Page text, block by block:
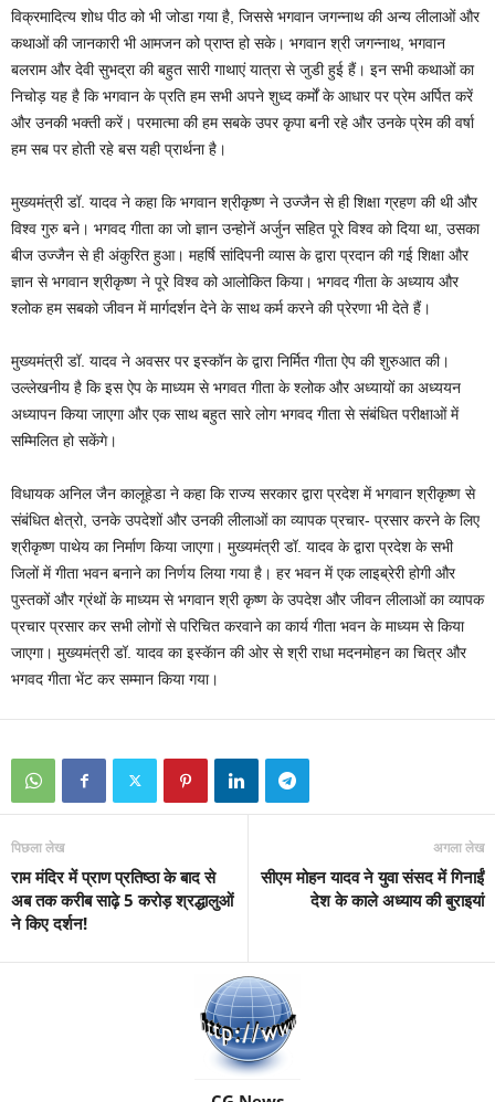
विक्रमादित्य शोध पीठ को भी जोडा गया है, जिससे भगवान जगन्नाथ की अन्य लीलाओं और
कथाओं की जानकारी भी आमजन को प्राप्त हो सके। भगवान श्री जगन्नाथ, भगवान
बलराम और देवी सुभद्रा की बहुत सारी गाथाएं यात्रा से जुडी हुई हैं। इन सभी कथाओं का
निचोड़ यह है कि भगवान के प्रति हम सभी अपने शुध्द कर्मों के आधार पर प्रेम अर्पित करें
और उनकी भक्ती करें। परमात्मा की हम सबके उपर कृपा बनी रहे और उनके प्रेम की वर्षा
हम सब पर होती रहे बस यही प्रार्थना है।
मुख्यमंत्री डॉ. यादव ने कहा कि भगवान श्रीकृष्ण ने उज्जैन से ही शिक्षा ग्रहण की थी और
विश्व गुरु बने। भगवद गीता का जो ज्ञान उन्होनें अर्जुन सहित पूरे विश्व को दिया था, उसका
बीज उज्जैन से ही अंकुरित हुआ। महर्षि सांदिपनी व्यास के द्वारा प्रदान की गई शिक्षा और
ज्ञान से भगवान श्रीकृष्ण ने पूरे विश्व को आलोकित किया। भगवद गीता के अध्याय और
श्लोक हम सबको जीवन में मार्गदर्शन देने के साथ कर्म करने की प्रेरणा भी देते हैं।
मुख्यमंत्री डॉ. यादव ने अवसर पर इस्कॉन के द्वारा निर्मित गीता ऐप की शुरुआत की।
उल्लेखनीय है कि इस ऐप के माध्यम से भगवत गीता के श्लोक और अध्यायों का अध्ययन
अध्यापन किया जाएगा और एक साथ बहुत सारे लोग भगवद गीता से संबंधित परीक्षाओं में
सम्मिलित हो सकेंगे।
विधायक अनिल जैन कालूहेडा ने कहा कि राज्य सरकार द्वारा प्रदेश में भगवान श्रीकृष्ण से
संबंधित क्षेत्रो, उनके उपदेशों और उनकी लीलाओं का व्यापक प्रचार- प्रसार करने के लिए
श्रीकृष्ण पाथेय का निर्माण किया जाएगा। मुख्यमंत्री डॉ. यादव के द्वारा प्रदेश के सभी
जिलों में गीता भवन बनाने का निर्णय लिया गया है। हर भवन में एक लाइब्रेरी होगी और
पुस्तकों और ग्रंथों के माध्यम से भगवान श्री कृष्ण के उपदेश और जीवन लीलाओं का व्यापक
प्रचार प्रसार कर सभी लोगों से परिचित करवाने का कार्य गीता भवन के माध्यम से किया
जाएगा। मुख्यमंत्री डॉ. यादव का इस्कॅान की ओर से श्री राधा मदनमोहन का चित्र और
भगवद गीता भेंट कर सम्मान किया गया।
पिछला लेख
राम मंदिर में प्राण प्रतिष्ठा के बाद से
अब तक करीब साढ़े 5 करोड़ श्रद्धालुओं
ने किए दर्शन!
अगला लेख
सीएम मोहन यादव ने युवा संसद में गिनाईं
देश के काले अध्याय की बुराइयां